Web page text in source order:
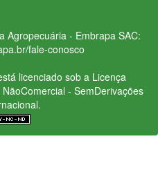
Agropecuária - Embrapa SAC:
fale-conosco
licenciado sob a Licença
- SemDerivações